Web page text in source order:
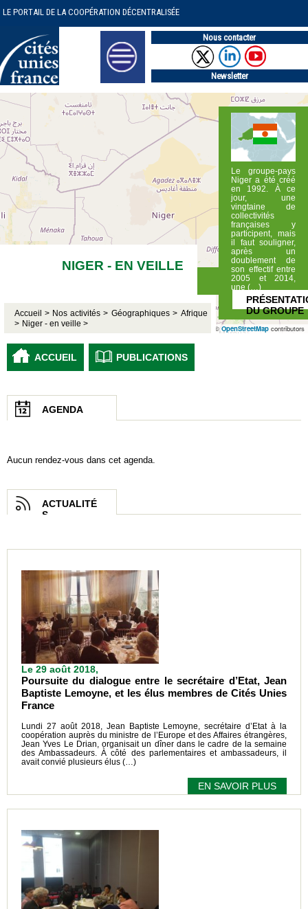
LE PORTAIL DE LA COOPÉRATION DÉCENTRALISÉE
Nous contacter
Newsletter
NIGER - EN VEILLE
Accueil > Nos activités > Géographiques > Afrique
> Niger - en veille >
Le groupe-pays
Niger a été créé
en 1992. À ce
jour, une
vingtaine de
collectivités
françaises y
participent, mais
il faut souligner,
après un
doublement de
son effectif entre
2005 et 2014,
une (…)
DU GROUPE
©OpenStreetMap contributors
ACCUEIL PUBLICATIONS
AGENDA
Aucun rendez-vous dans cet agenda.
ACTUALITÉ
S
Le 29 août 2018,
Poursuite du dialogue entre le secrétaire d’Etat, Jean
Baptiste Lemoyne, et les élus membres de Cités Unies
France
Lundi 27 août 2018, Jean Baptiste Lemoyne, secrétaire d’Etat à la
coopération auprès du ministre de l’Europe et des Affaires étrangères,
Jean Yves Le Drian, organisait un dîner dans le cadre de la semaine
des Ambassadeurs. À côté des parlementaires et ambassadeurs, il
avait convié plusieurs élus (…)
EN SAVOIR PLUS